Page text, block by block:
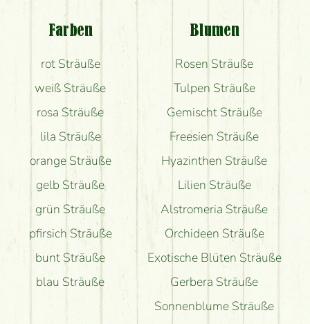
Bekomme ich wirklich, was auf dem Bild zu sehen
Farben
rot Sträuße
weiß Sträuße
rosa Sträuße
lila Sträuße
orange Sträuße
gelb Sträuße
grün Sträuße
pfirsich Sträuße
bunt Sträuße
blau Sträuße
Blumen
Rosen Sträuße
Tulpen Sträuße
Gemischt Sträuße
Freesien Sträuße
Hyazinthen Sträuße
Lilien Sträuße
Alstromeria Sträuße
Orchideen Sträuße
Exotische Blüten Sträuße
Gerbera Sträuße
Sonnenblume Sträuße